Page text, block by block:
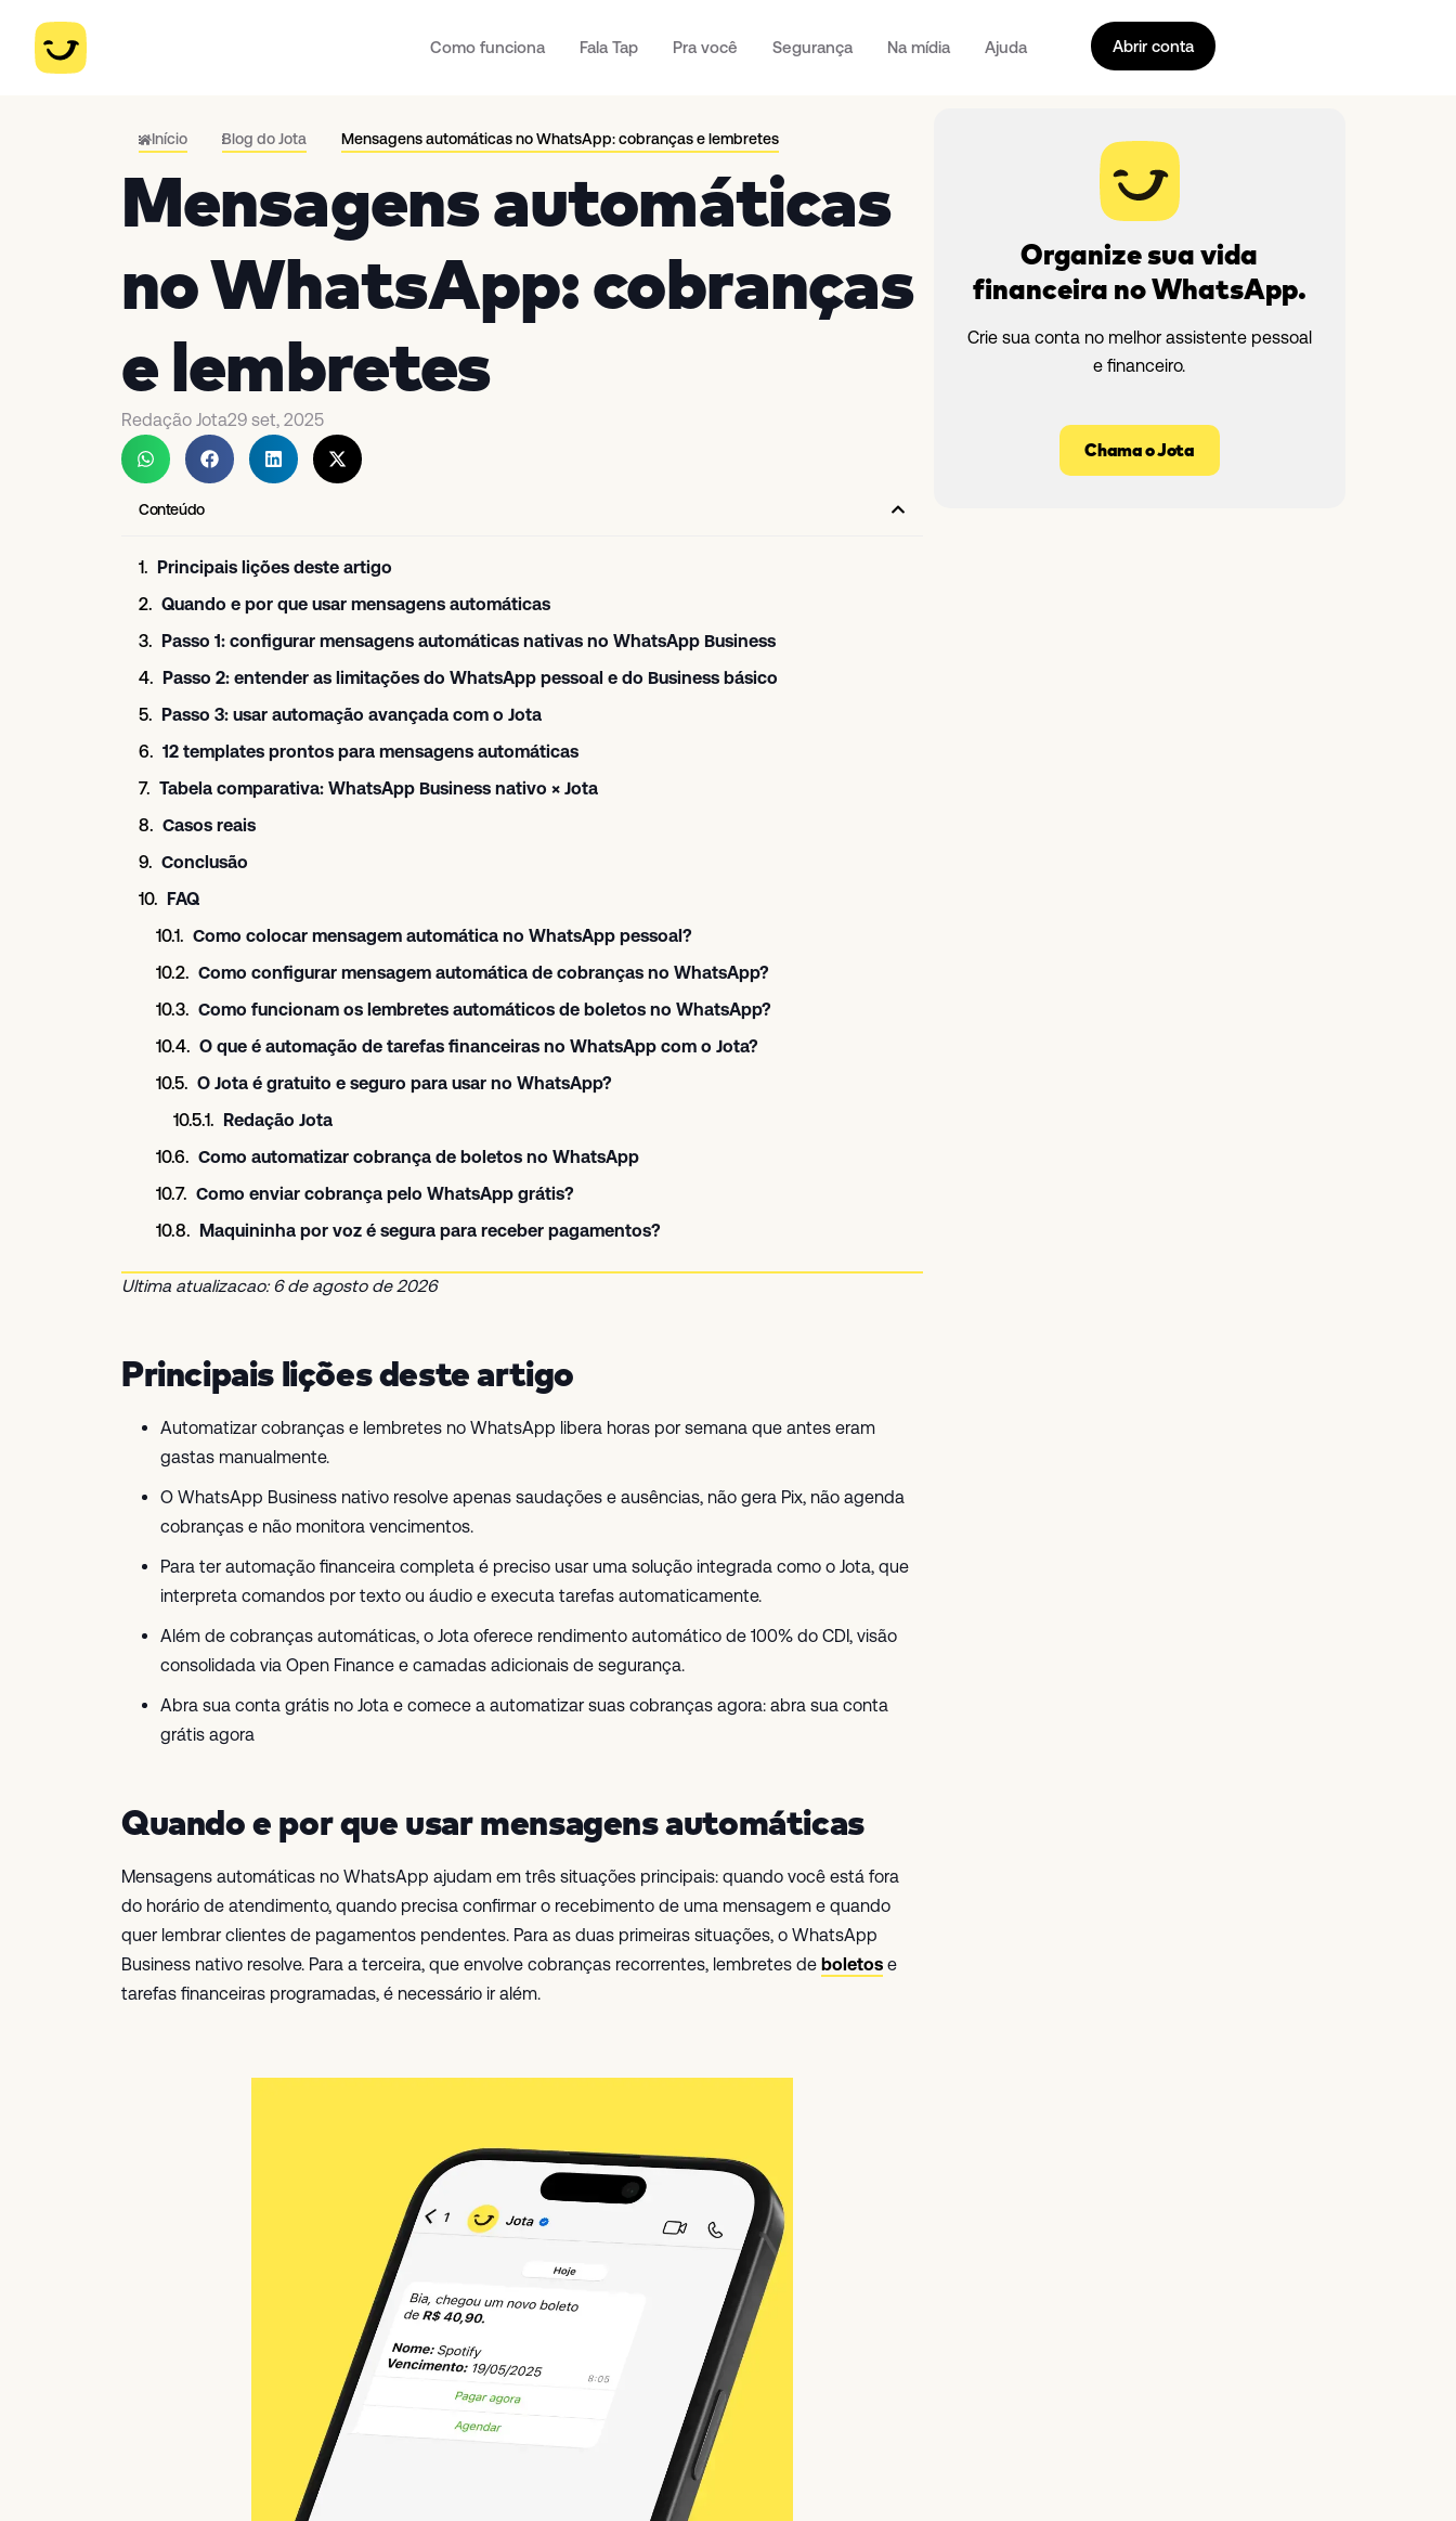
Como funciona Fala Tap Pra você Segurança Na mídia Ajuda Abrir conta
Início Blog do Jota Mensagens automáticas no WhatsApp: cobranças e lembretes
Mensagens automáticas
no WhatsApp: cobranças
e lembretes
Redação Jota29 set, 2025
Conteúdo
Principais lições deste artigo
Quando e por que usar mensagens automáticas
Passo 1: configurar mensagens automáticas nativas no WhatsApp Business
Passo 2: entender as limitações do WhatsApp pessoal e do Business básico
Passo 3: usar automação avançada com o Jota
12 templates prontos para mensagens automáticas
Tabela comparativa: WhatsApp Business nativo × Jota
Casos reais
Conclusão
FAQ
Como colocar mensagem automática no WhatsApp pessoal?
Como configurar mensagem automática de cobranças no WhatsApp?
Como funcionam os lembretes automáticos de boletos no WhatsApp?
O que é automação de tarefas financeiras no WhatsApp com o Jota?
O Jota é gratuito e seguro para usar no WhatsApp?
Redação Jota
Como automatizar cobrança de boletos no WhatsApp
Como enviar cobrança pelo WhatsApp grátis?
Maquininha por voz é segura para receber pagamentos?
Ultima atualizacao: 6 de agosto de 2026
Principais lições deste artigo
Automatizar cobranças e lembretes no WhatsApp libera horas por semana que antes eram
gastas manualmente.
O WhatsApp Business nativo resolve apenas saudações e ausências, não gera Pix, não agenda
cobranças e não monitora vencimentos.
Para ter automação financeira completa é preciso usar uma solução integrada como o Jota, que
interpreta comandos por texto ou áudio e executa tarefas automaticamente.
Além de cobranças automáticas, o Jota oferece rendimento automático de 100% do CDI, visão
consolidada via Open Finance e camadas adicionais de segurança.
Abra sua conta grátis no Jota e comece a automatizar suas cobranças agora: abra sua conta
grátis agora
Quando e por que usar mensagens automáticas
Mensagens automáticas no WhatsApp ajudam em três situações principais: quando você está fora
do horário de atendimento, quando precisa confirmar o recebimento de uma mensagem e quando
quer lembrar clientes de pagamentos pendentes. Para as duas primeiras situações, o WhatsApp
Business nativo resolve. Para a terceira, que envolve cobranças recorrentes, lembretes de boletos e
tarefas financeiras programadas, é necessário ir além.
Organize sua vida
financeira no WhatsApp.
Crie sua conta no melhor assistente pessoal
e financeiro.
Chama o Jota